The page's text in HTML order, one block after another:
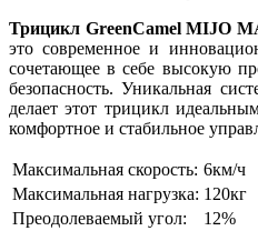
Трицикл GreenCamel MIJO
это современное и
сочетающее в себе высокую
безопасность. Уникальная
делает этот трицикл
комфортное и стабильное
Максимальная скорость: 6км/ч
Максимальная нагрузка: 120кг
Преодолеваемый угол:
12%